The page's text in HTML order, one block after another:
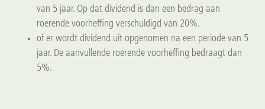
van 5 jaar. Op dat dividend is dan een bedrag aan
roerende voorheffing verschuldigd van 20%.
of er wordt dividend uit opgenomen na een periode van 5
jaar. De aanvullende roerende voorheffing bedraagt dan
5%.